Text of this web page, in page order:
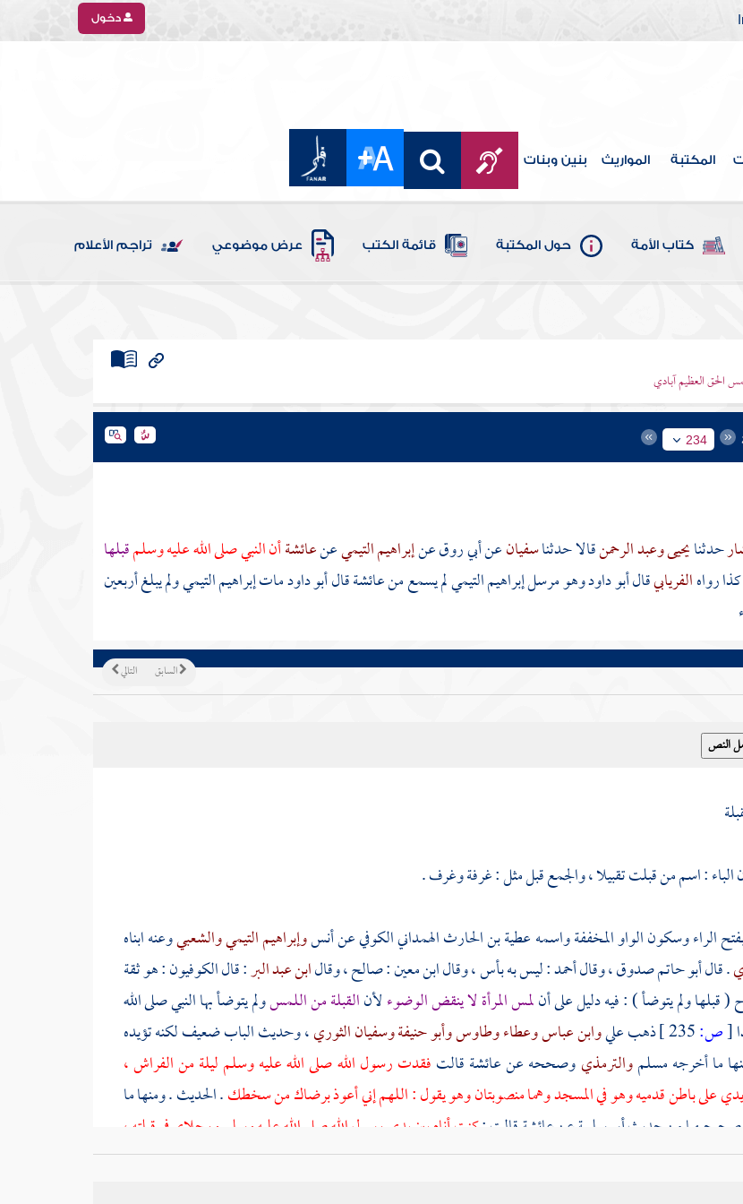
دخول
المكتبة المواريث بنين وبنات
كتاب الأمة حول المكتبة قائمة الكتب عرض موضوعي تراجم الأعلام
الحق العظيم آبادي
234
حدثنايحيىوعبد الرحمنقالا حدثناسفيانعنأبي روقعنإبراهيم التيميعنعائشةأن النبي صلى الله عليه وسلمقبلها
رواهالفريابيقال أبو داود وهو مرسلإبراهيم التيميلم يسمع منعائشةقال أبو داود ماتإبراهيم التيميولم يبلغ أربعين
التالي السابق
: اسم من قبلت تقبيلا ، والجمع قبل مثل : غرفة وغرف .
الراء وسكون الواو المخففة واسمهعطية بن الحارث الهمداني الكوفيعنأنسوإبراهيم التيميوالشعبيوعنه ابناه
. قالأبو حاتمصدوق ، وقالأحمد: ليس به بأس ، وقالابن معين: صالح ، وقالابن عبد البر: قالالكوفيون: هو ثقة
قبلها ولم يتوضأ ) : فيه دليل على أنلمس المرأة لا ينقض الوضوءلأنالقبلة من اللمسولم يتوضأ بها النبي صلى الله
[ص: ذهبعليوابن عباسوعطاءوطاوسوأبو حنيفةوسفيان الثوري، وحديث الباب ضعيف لكنه تؤيده
ما أخرجهمسلموالترمذيوصححه عنعائشةقالتفقدت رسول الله صلى الله عليه وسلم ليلة من الفراش ،
على باطن قدميه وهو في المسجد وهما منصوبتان وهو يقول : اللهم إني أعوذ برضاك من سخطك. الحديث . ومنها ما
صحيحيهما من حديثأبي سلمةعن عائشةقالت :كنت أنام بين يدي رسول الله صلى الله عليه وسلم ورجلاي في قبلته ،
رجلي ، فإذا قام بسطتهما والبيوت يومئذ ليس فيها مصابيحوفي لفظ :فإذا أراد أن يسجد غمز رجلي فضممتها إلي ثم